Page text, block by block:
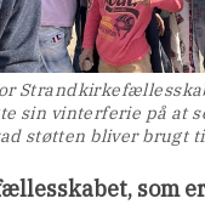
sin vinterferie på at
støtten bliver brugt
som